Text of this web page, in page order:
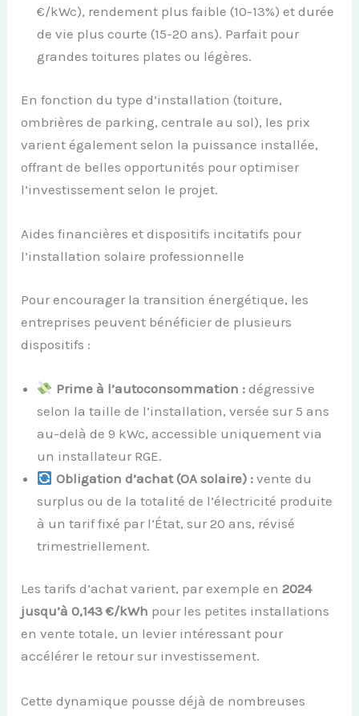
€/kWc), rendement plus faible (10-13%) et durée
de vie plus courte (15-20 ans). Parfait pour
grandes toitures plates ou légères.
En fonction du type d’installation (toiture,
ombrières de parking, centrale au sol), les prix
varient également selon la puissance installée,
offrant de belles opportunités pour optimiser
l’investissement selon le projet.
Aides financières et dispositifs incitatifs pour
l’installation solaire professionnelle
Pour encourager la transition énergétique, les
entreprises peuvent bénéficier de plusieurs
dispositifs :
Prime à l’autoconsommation :dégressive
selon la taille de l’installation, versée sur 5 ans
au-delà de 9 kWc, accessible uniquement via
un installateur RGE.
Obligation d’achat (OA solaire) :vente du
surplus ou de la totalité de l’électricité produite
à un tarif fixé par l’État, sur 20 ans, révisé
trimestriellement.
Les tarifs d’achat varient, par exemple en2024
jusqu’à 0,143 €/kWh pour les petites installations
en vente totale, un levier intéressant pour
accélérer le retour sur investissement.
Cette dynamique pousse déjà de nombreuses